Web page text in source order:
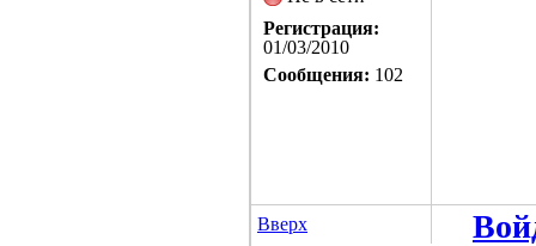
Регистрация:
01/03/2010
Сообщения: 102
Вверх